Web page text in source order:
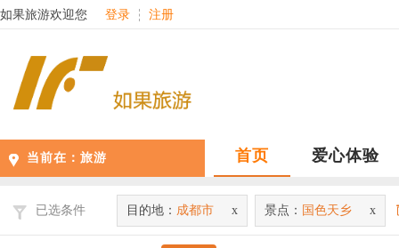
如果旅游欢迎您 登录 注册
当前在： 旅游 首页 爱心体验
已选条件 目的地： 成都市 x 景点： 国色天乡 x